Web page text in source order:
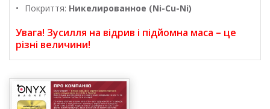
Покриття: Никелированное (Ni-Cu-Ni)
Увага! Зусилля на відрив і підйомна маса – це
різні величини!